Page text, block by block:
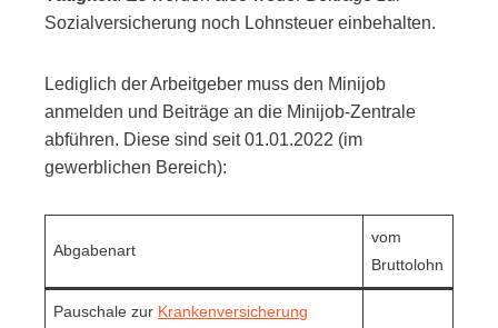
Sozialversicherung noch Lohnsteuer einbehalten.
Lediglich der Arbeitgeber muss den Minijob
anmelden und Beiträge an die Minijob-Zentrale
abführen. Diese sind seit 01.01.2022 (im
gewerblichen Bereich):
Abgabenart
vom
Bruttolohn
Pauschale zur Krankenversicherung